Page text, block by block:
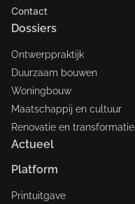
Contact
Dossiers
Ontwerppraktijk
Duurzaam bouwen
Woningbouw
Maatschappij en cultuur
Renovatie en transformatie
Actueel
Platform
Printuitgave